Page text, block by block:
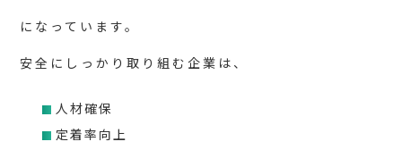
になっています。
安全にしっかり取り組む企業は、
人材確保
定着率向上